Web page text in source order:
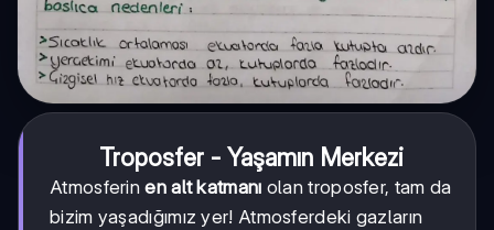
Troposfer - Yaşamın Merkezi
Atmosferinen alt katmanı olan troposfer, tam da
bizim yaşadığımız yer! Atmosferdeki gazların